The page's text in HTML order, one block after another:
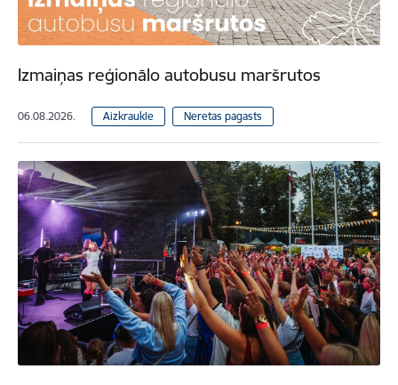
Izmaiņas reģionālo autobusu maršrutos
06.08.2026. Aizkraukle Neretas pagasts